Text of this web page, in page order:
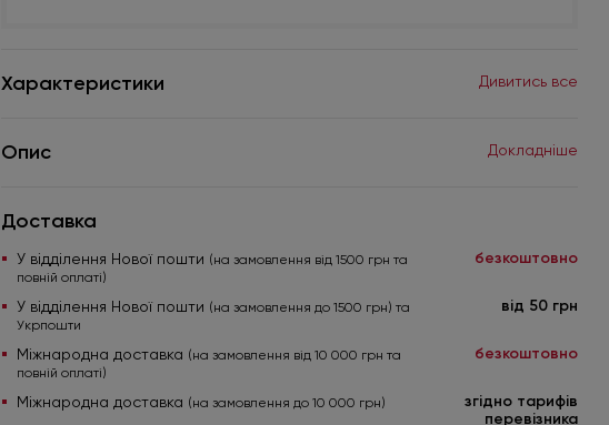
Характеристики Дивитись все
Опис Докладніше
Доставка
У відділення Нової пошти (на замовлення від 1500 грн та
повній оплаті)
безкоштовно
У відділення Нової пошти (на замовлення до 1500 грн) та
Укрпошти
від 50 грн
Міжнародна доставка (на замовлення від 10 000 грн та
повній оплаті)
безкоштовно
Міжнародна доставка (на замовлення до 10 000 грн)
згідно тарифів
перевізника